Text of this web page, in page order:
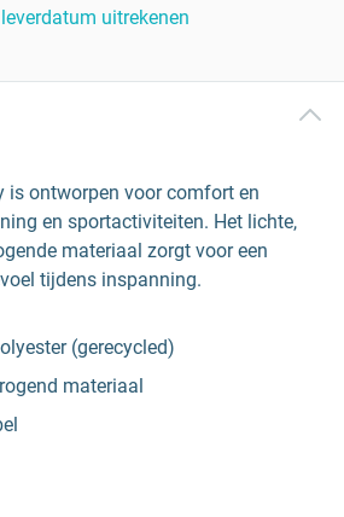
uitrekenen
is ontworpen voor comfort en
en sportactiviteiten. Het lichte,
materiaal zorgt voor een
tijdens inspanning.
(gerecycled)
materiaal